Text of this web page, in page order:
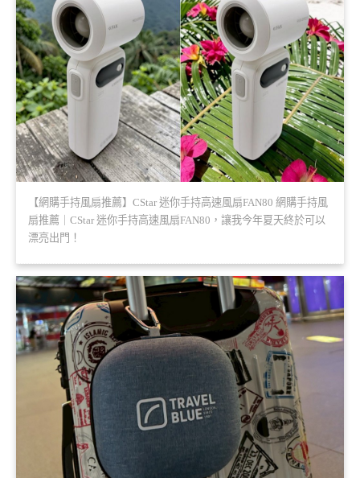
【網購手持風扇推薦】CStar 迷你手持高速風扇FAN80 網購手持風
扇推薦｜CStar 迷你手持高速風扇FAN80，讓我今年夏天終於可以
漂亮出門！